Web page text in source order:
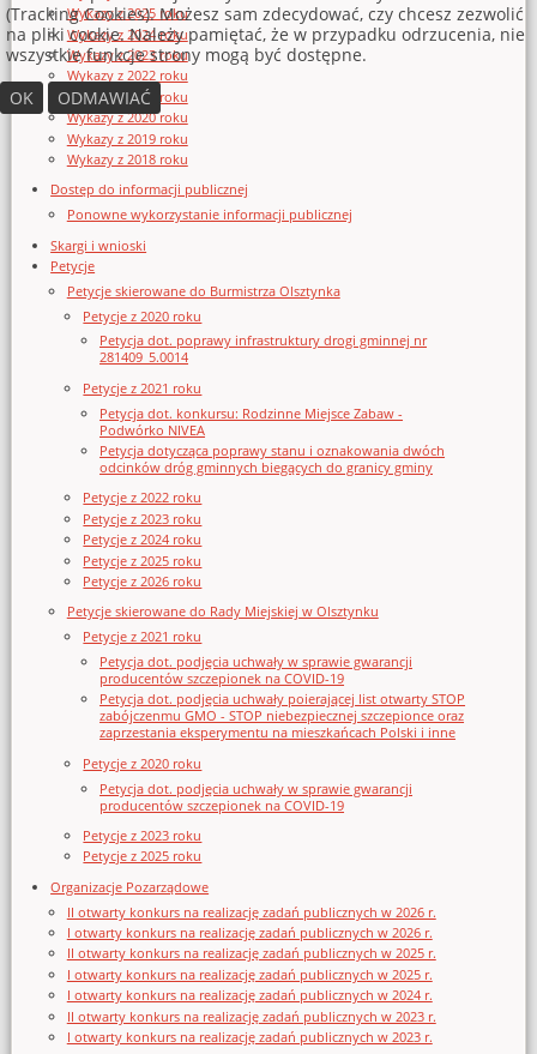
Wykazy z 2025 roku
Wykazy z 2024 roku
Wykazy z 2023 roku
Wykazy z 2022 roku
Wykazy z 2021 roku
Wykazy z 2020 roku
Wykazy z 2019 roku
Wykazy z 2018 roku
Dostęp do informacji publicznej
Ponowne wykorzystanie informacji publicznej
Skargi i wnioski
Petycje
Petycje skierowane do Burmistrza Olsztynka
Petycje z 2020 roku
Petycja dot. poprawy infrastruktury drogi gminnej nr
281409_5.0014
Petycje z 2021 roku
Petycja dot. konkursu: Rodzinne Miejsce Zabaw -
Podwórko NIVEA
Petycja dotycząca poprawy stanu i oznakowania dwóch
odcinków dróg gminnych biegących do granicy gminy
Petycje z 2022 roku
Petycje z 2023 roku
Petycje z 2024 roku
Petycje z 2025 roku
Petycje z 2026 roku
Petycje skierowane do Rady Miejskiej w Olsztynku
Petycje z 2021 roku
Petycja dot. podjęcia uchwały w sprawie gwarancji
producentów szczepionek na COVID-19
Petycja dot. podjęcia uchwały poierającej list otwarty STOP
zabójczenmu GMO - STOP niebezpiecznej szczepionce oraz
zaprzestania eksperymentu na mieszkańcach Polski i inne
Petycje z 2020 roku
Petycja dot. podjęcia uchwały w sprawie gwarancji
producentów szczepionek na COVID-19
Petycje z 2023 roku
Petycje z 2025 roku
Organizacje Pozarządowe
II otwarty konkurs na realizację zadań publicznych w 2026 r.
I otwarty konkurs na realizację zadań publicznych w 2026 r.
II otwarty konkurs na realizację zadań publicznych w 2025 r.
I otwarty konkurs na realizację zadań publicznych w 2025 r.
I otwarty konkurs na realizację zadań publicznych w 2024 r.
II otwarty konkurs na realizację zadań publicznych w 2023 r.
I otwarty konkurs na realizację zadań publicznych w 2023 r.
(Tracking Cookies). Możesz sam zdecydować, czy chcesz zezwolić
na pliki cookie. Należy pamiętać, że w przypadku odrzucenia, nie
wszystkie funkcje strony mogą być dostępne.
OK
ODMAWIAĆ